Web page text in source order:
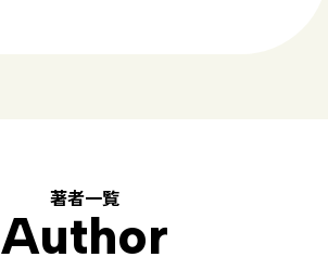
著者一覧
Author